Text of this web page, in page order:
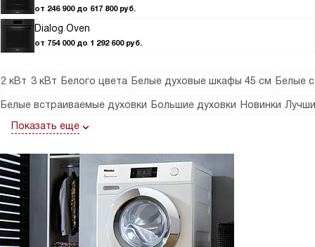
от 246 900 до 617 800 руб.
Dialog Oven
от 754 000 до 1 292 600 руб.
2 кВт 3 кВт Белого цвета Белые духовые шкафы 45 см Белые
Белые встраиваемые духовки Большие духовки Новинки
Показать еще